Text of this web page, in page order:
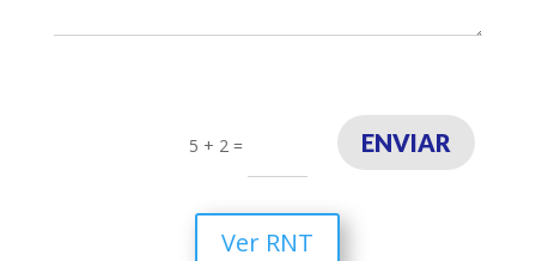
5 + 2 = ENVIAR
Ver RNT